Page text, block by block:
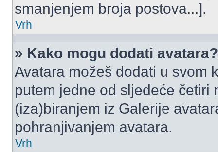
smanjenjem broja postova...].
Vrh
» Kako mogu dodati avatara?
Avatara možeš dodati u svom
putem jedne od sljedeće četiri
(iza)biranjem iz Galerije
pohranjivanjem avatara.
Vrh